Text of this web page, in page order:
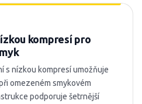
kompresí pro
s nízkou kompresí umožňuje
omezeném smykovém
podporuje šetrnější